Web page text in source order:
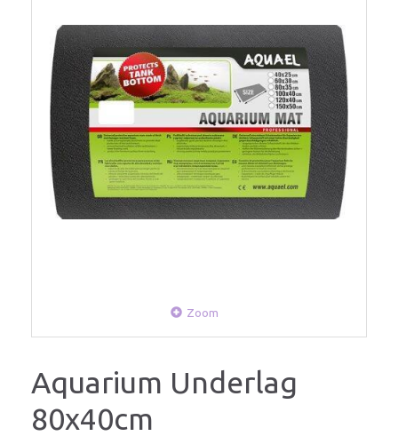
Zoom
Aquarium Underlag
80x40cm